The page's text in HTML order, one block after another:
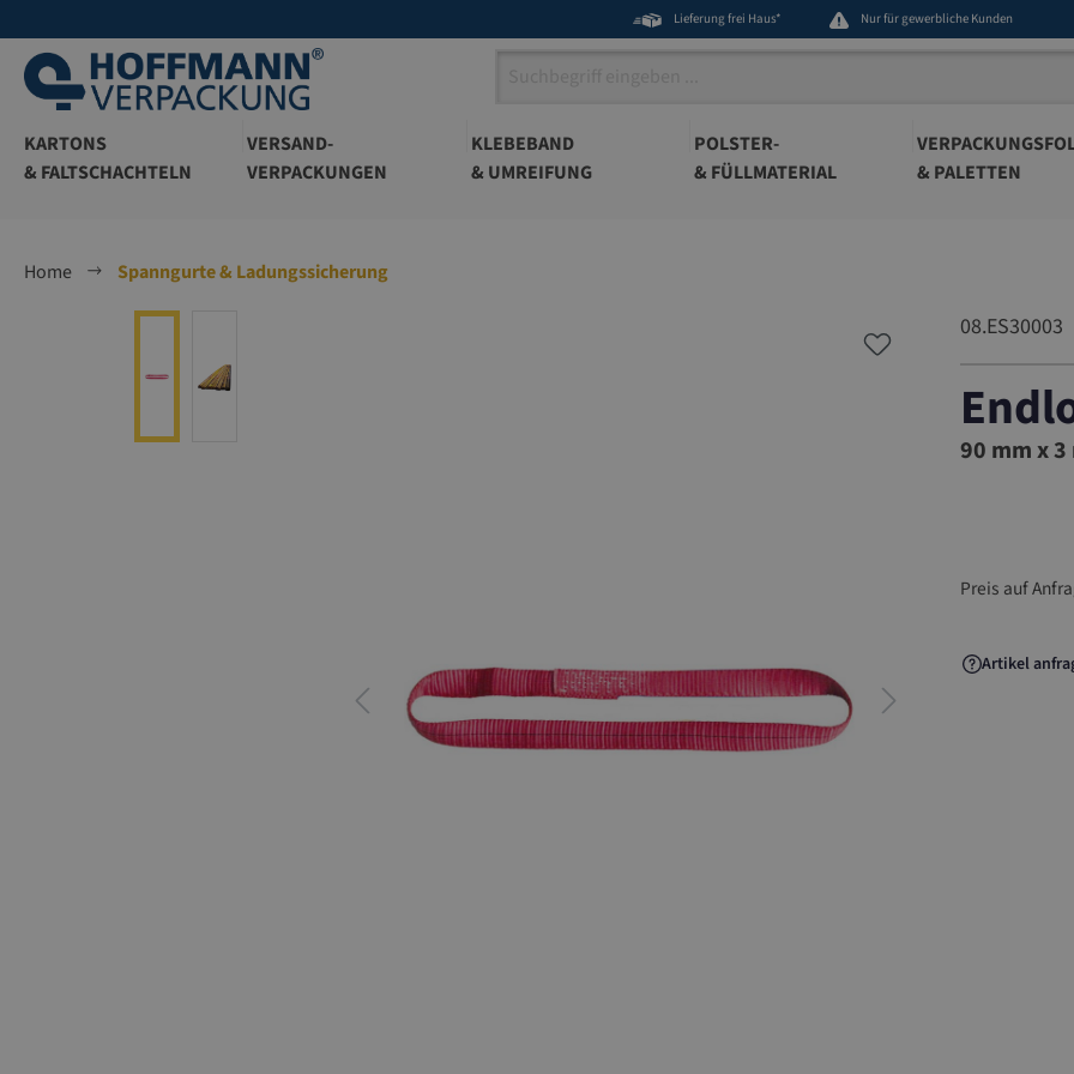
Lieferung frei Haus* Nur für gewerbliche Kunden
KARTONS
& FALTSCHACHTELN
VERSAND-
VERPACKUNGEN
KLEBEBAND
& UMREIFUNG
POLSTER-
& FÜLLMATERIAL
& PALETTEN
Home
Spanngurte & Ladungssicherung
Bildergalerie überspringen
08.ES30003
90 mm x 3
Preis auf
Artikel